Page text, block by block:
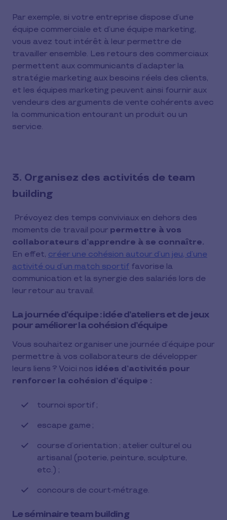
Par exemple, si votre entreprise dispose d’une
équipe commerciale et d’une équipe marketing,
vous avez tout intérêt à leur permettre de
travailler ensemble. Les retours des commerciaux
permettent aux communicants d’adapter la
stratégie marketing aux besoins réels des clients,
et les équipes marketing peuvent ainsi fournir aux
vendeurs des arguments de vente cohérents avec
la communication entourant un produit ou un
service.
3. Organisez des activités de team
building
Prévoyez des temps conviviaux en dehors des
moments de travail pour permettre à vos
collaborateurs d’apprendre à se connaître.
En effet, créer une cohésion autour d’un jeu, d’une
activité ou d’un match sportif favorise la
communication et la synergie des salariés lors de
leur retour au travail.
La journée d’équipe : idée d’ateliers et de jeux
pour améliorer la cohésion d’équipe
Vous souhaitez organiser une journée d’équipe pour
permettre à vos collaborateurs de développer
leurs liens ? Voici nos idées d’activités pour
renforcer la cohésion d’équipe :
tournoi sportif ;
escape game ;
course d’orientation ; atelier culturel ou
artisanal (poterie, peinture, sculpture,
etc.) ;
concours de court-métrage.
Le séminaire team building